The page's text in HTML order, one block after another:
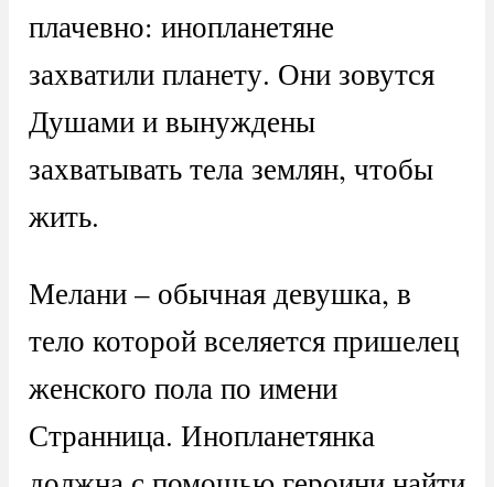
плачевно: инопланетяне
захватили планету. Они зовутся
Душами и вынуждены
захватывать тела землян, чтобы
жить.
Мелани – обычная девушка, в
тело которой вселяется пришелец
женского пола по имени
Странница. Инопланетянка